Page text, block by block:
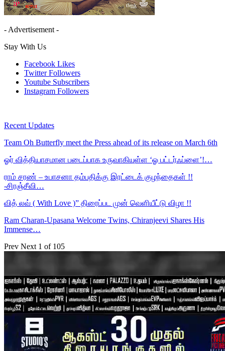
- Advertisement -
Stay With Us
Facebook Likes
Twitter Followers
Youtube Subscribers
Instagram Followers
Recent Updates
Team Oh Butterfly meet the Press ahead of its release on March 6th
ஓர் வித்தியாசமான படைப்பாக உருவாகியுள்ள ‘ஓ பட்டர்ஃப்ளை’!…
ராம் சரண் – உபாசனா தம்பதிக்கு இரட்டைக் குழந்தைகள் !!
-சிரஞ்சீவி…
வித் லவ் ( With Love )” திரைப்பட முன் வெளியீட்டு விழா !!
Ram Charan-Upasana Welcome Twins, Chiranjeevi Shares His
Immense…
Prev Next 1 of 105